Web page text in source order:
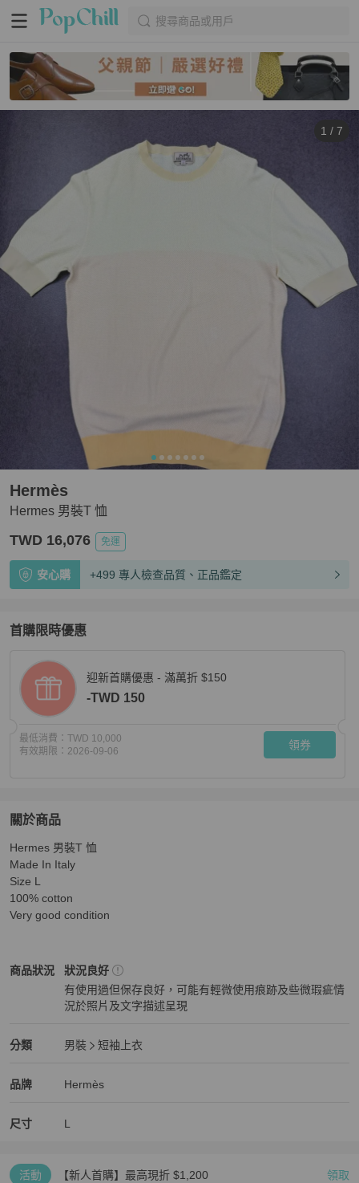
搜尋商品或用戶
1 / 7
Hermes 男裝T 恤
Hermès
TWD 16,076 免運
安心購 +499 專人檢查品質、正品鑑定
首購限時優惠
迎新首購優惠 - 滿萬折 $150
-TWD 150
最低消費： TWD 10,000
有效期限： 2026-09-06 領券
關於商品
關於Hermes 男裝T 恤
Hermes 男裝T 恤
Made In Italy
Size L
100% cotton
Very good condition
商品狀況
Hermès男裝商品狀態與細節
狀況良好
有使用過但保存良好，可能有輕微使用痕跡及些微瑕疵情
況於照片及文字描述呈現
分類
Hermès 男裝分類資訊
男裝
短袖上衣
品牌
Hermès 精品男裝品牌介紹
Hermès
Hermès 推薦清單
尺寸 L
活動 【新人首購】最高現折 $1,200 領取